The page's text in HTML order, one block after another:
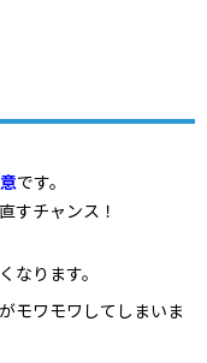
です。
すチャンス！
なります。
モワモワしてしまいま